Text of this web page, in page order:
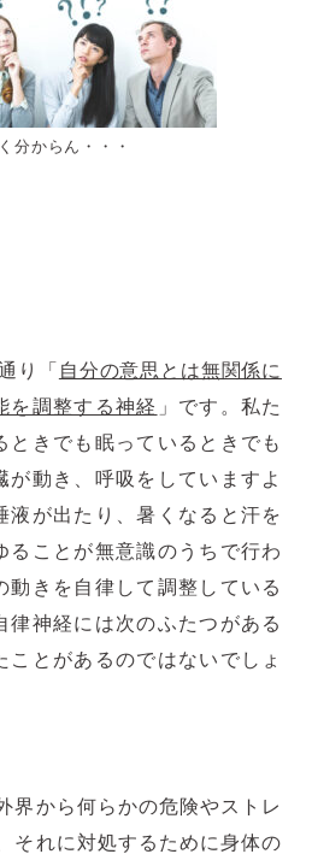
分からん・・・
り「 自分の意思とは無関係に
を調整する神経 」です。私た
ときでも眠っているときでも
が動き、呼吸をしていますよ
液が出たり、暑くなると汗を
ることが無意識のうちで行わ
動きを自律して調整している
律神経には次のふたつがある
ことがあるのではないでしょ
界から何らかの危険やストレ
それに対処するために身体の